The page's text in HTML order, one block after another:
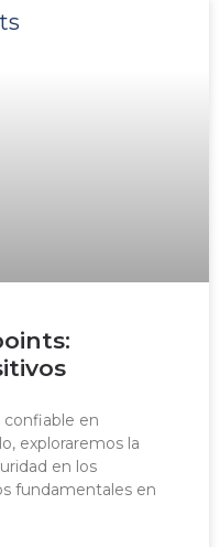
confiable en
exploraremos la
en los
fundamentales en